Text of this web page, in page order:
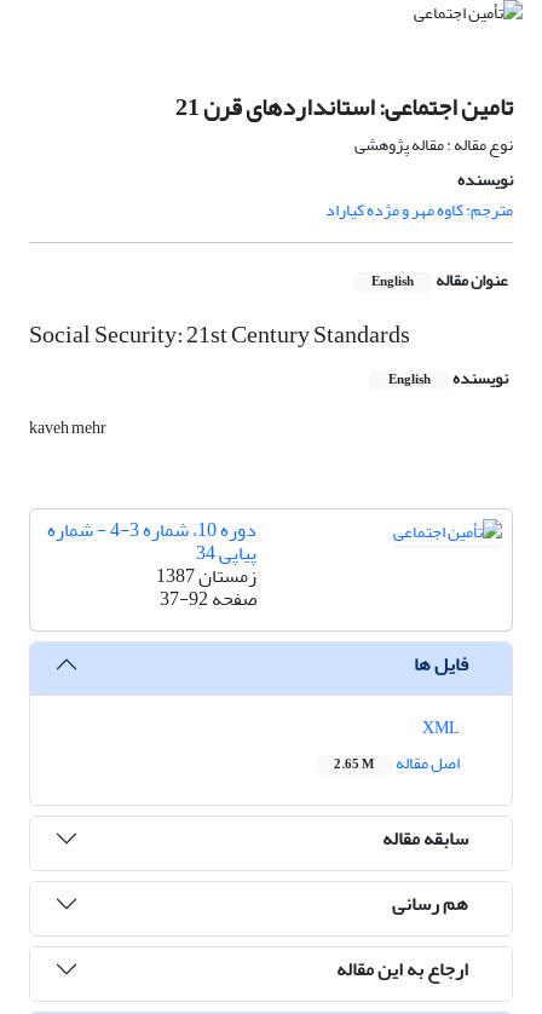
تامین اجتماعی: استانداردهای قرن 21
نوع مقاله : مقاله پژوهشی
نویسنده
مترجم: کاوه مهر و مژده کیاراد
عنوان مقاله English
Social Security: 21st Century Standards
نویسنده English
kaveh mehr
دوره 10، شماره 3-4 - شماره
پیاپی 34
زمستان 1387
صفحه37-92
فایل ها
اصل مقاله
2.65 M
سابقه مقاله
هم رسانی
ارجاع به این مقاله